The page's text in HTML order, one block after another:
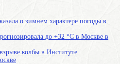
о зимнем характере погоды в
до +32 °С в Москве в
колбы в Институте